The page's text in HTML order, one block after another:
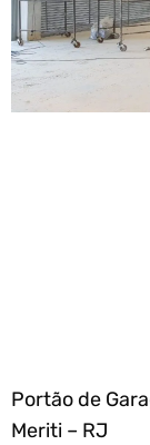
Portão de
Meriti – RJ